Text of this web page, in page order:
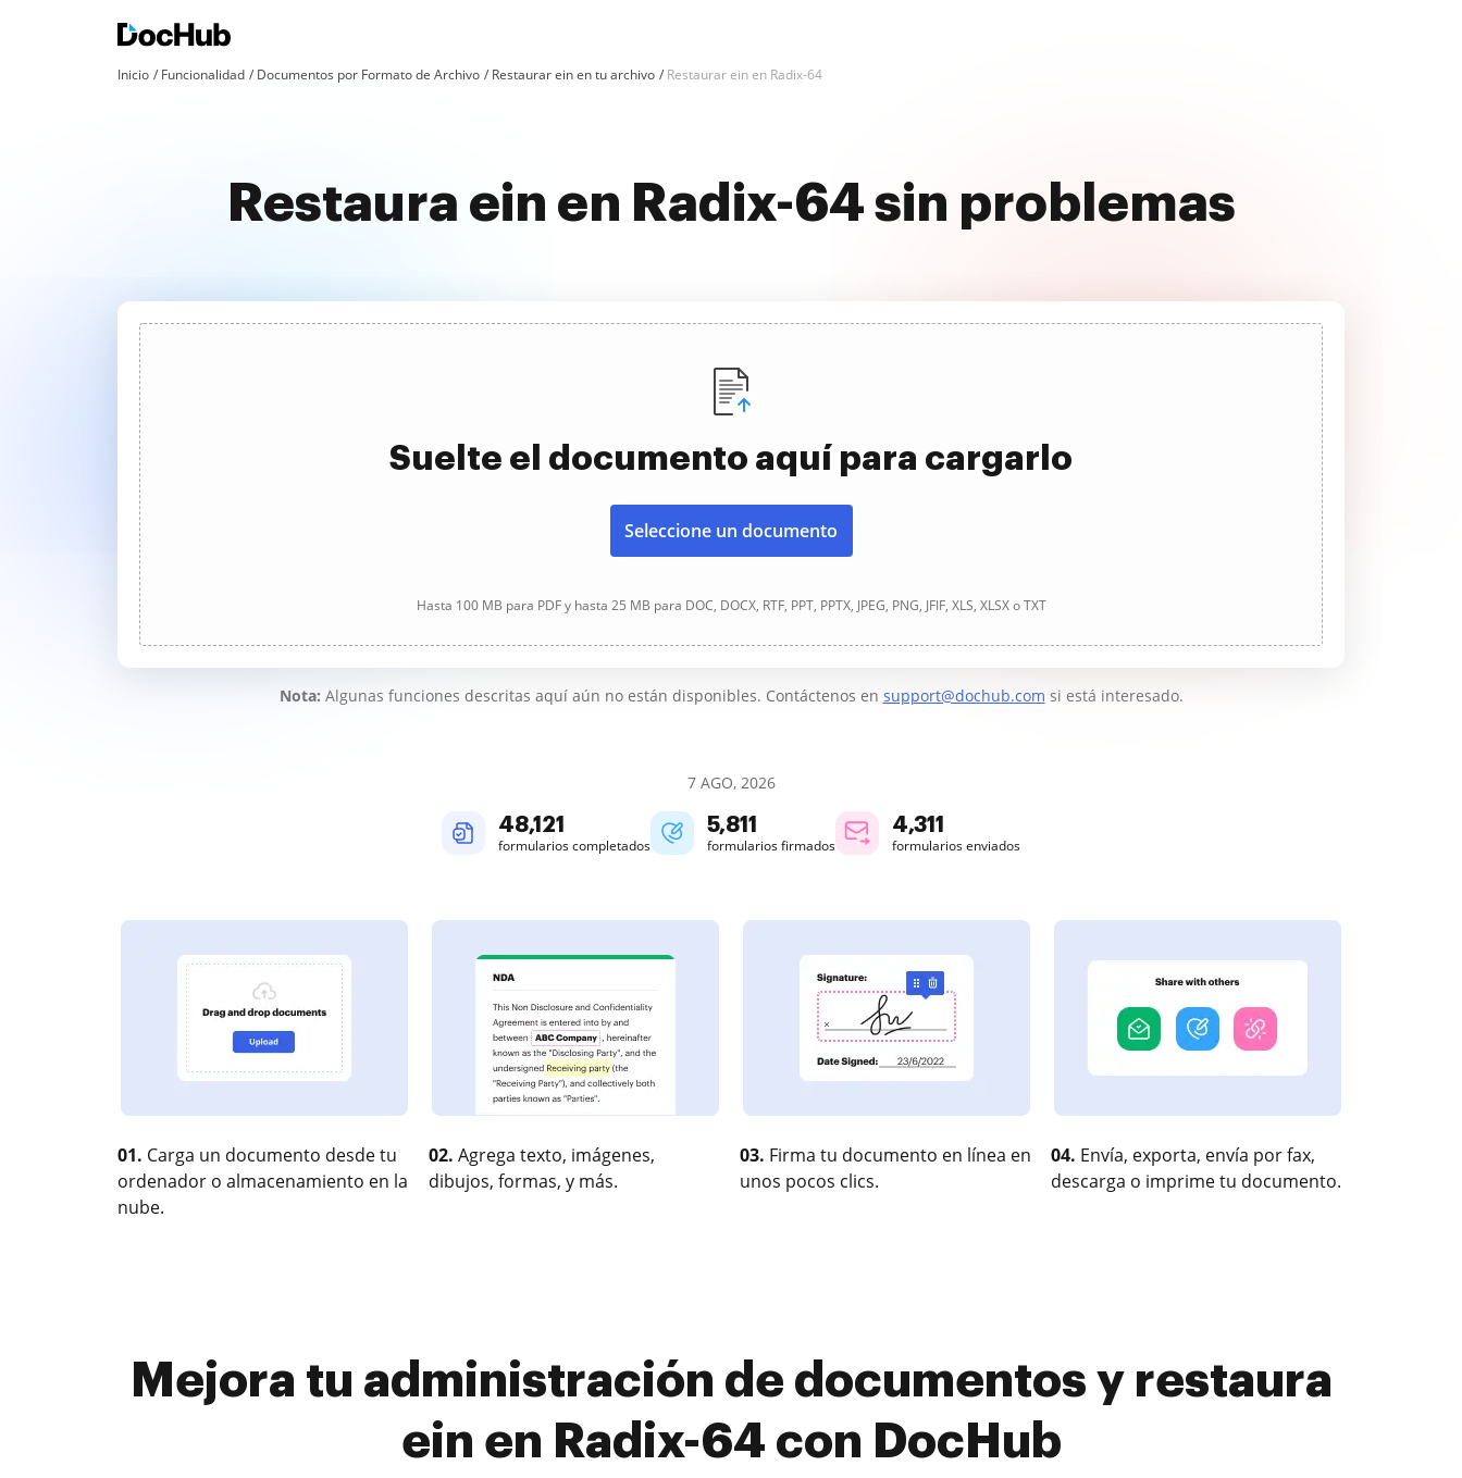
Inicio Funcionalidad Documentos por Formato de Archivo Restaurar ein en tu archivo Restaurar ein en Radix-64
Restaura ein en Radix-64 sin problemas
Suelte el documento aquí para cargarlo
Seleccione un documento
Hasta 100 MB para PDF y hasta 25 MB para DOC, DOCX, RTF, PPT, PPTX, JPEG, PNG, JFIF, XLS, XLSX o TXT
Nota: Algunas funciones descritas aquí aún no están disponibles. Contáctenos en support@dochub.com si está interesado.
7 AGO, 2026
48,122
formularios completados
5,811
formularios firmados
4,311
formularios enviados
01. Carga un documento desde tu
ordenador o almacenamiento en la
nube.
02. Agrega texto, imágenes,
dibujos, formas, y más.
03. Firma tu documento en línea en
unos pocos clics.
04. Envía, exporta, envía por fax,
descarga o imprime tu documento.
Mejora tu administración de documentos y restaura
ein en Radix-64 con DocHub